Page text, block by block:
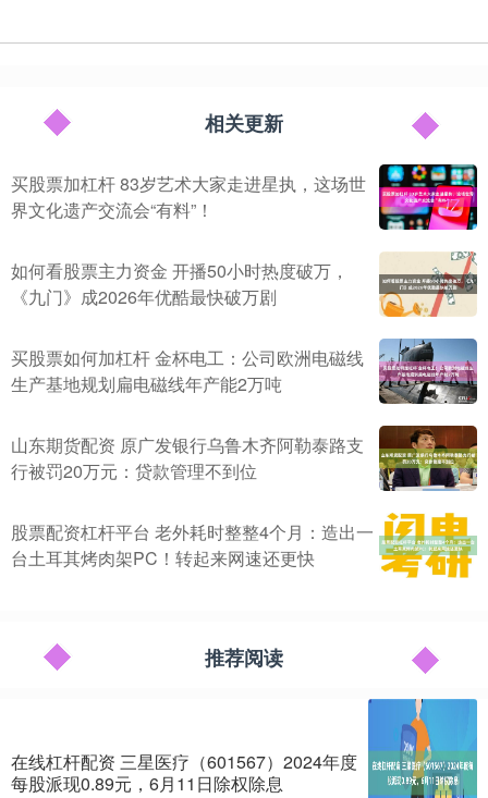
相关更新
买股票加杠杆 83岁艺术大家走进星执，这场世
界文化遗产交流会“有料”！
如何看股票主力资金 开播50小时热度破万，
《九门》成2026年优酷最快破万剧
买股票如何加杠杆 金杯电工：公司欧洲电磁线
生产基地规划扁电磁线年产能2万吨
山东期货配资 原广发银行乌鲁木齐阿勒泰路支
行被罚20万元：贷款管理不到位
股票配资杠杆平台 老外耗时整整4个月：造出一
台土耳其烤肉架PC！转起来网速还更快
推荐阅读
在线杠杆配资 三星医疗（601567）2024年度
每股派现0.89元，6月11日除权除息